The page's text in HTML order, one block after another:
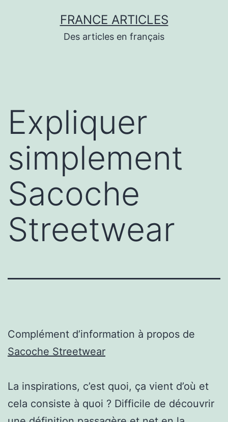
FRANCE ARTICLES
Des articles en français
Expliquer
simplement
Sacoche
Streetwear
Complément d’information à propos de
Sacoche Streetwear
La inspirations, c’est quoi, ça vient d’où et
cela consiste à quoi ? Difficile de découvrir